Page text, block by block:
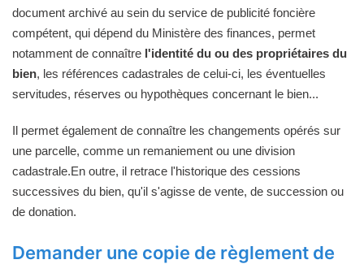
document archivé au sein du service de publicité foncière
compétent, qui dépend du Ministère des finances, permet
notamment de connaître l'identité du ou des propriétaires du
bien, les références cadastrales de celui-ci, les éventuelles
servitudes, réserves ou hypothèques concernant le bien...
Il permet également de connaître les changements opérés sur
une parcelle, comme un remaniement ou une division
cadastrale.En outre, il retrace l'historique des cessions
successives du bien, qu'il s'agisse de vente, de succession ou
de donation.
Demander une copie de règlement de